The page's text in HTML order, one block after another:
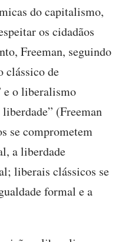
do capitalismo,
os cidadãos
Freeman, seguindo
clássico de
e o liberalismo
(Freeman
se comprometem
a liberdade
liberais clássicos se
formal e a